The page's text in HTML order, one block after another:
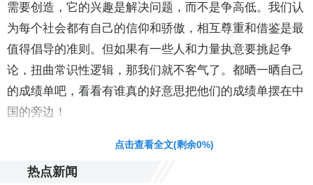
需要创造，它的兴趣是解决问题，而不是争高低。我们认
为每个社会都有自己的信仰和骄傲，相互尊重和借鉴是最
值得倡导的准则。但如果有一些人和力量执意要挑起争
论，扭曲常识性逻辑，那我们就不客气了。都晒一晒自己
的成绩单吧，看看有谁真的好意思把他们的成绩单摆在中
国的旁边！
责任编辑：李皓 CN002
点击查看全文(剩余0%)
热点新闻